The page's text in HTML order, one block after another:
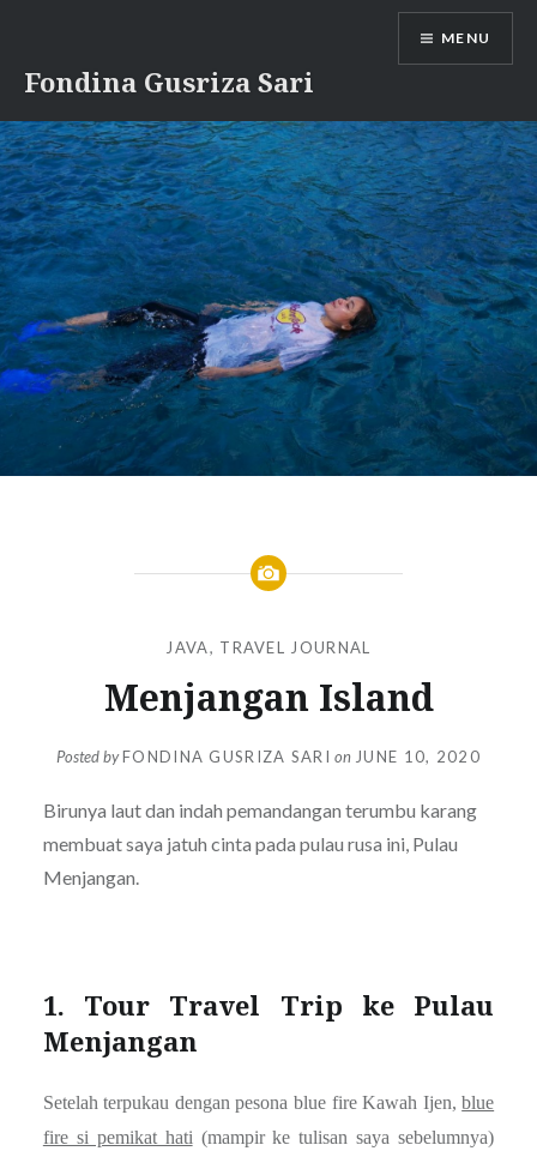
content
Fondina Gusriza Sari
MENU
JAVA, TRAVEL JOURNAL
Menjangan Island
Posted byFONDINA GUSRIZA SARI on JUNE 10, 2020
Birunya laut dan indah pemandangan terumbu karang
membuat saya jatuh cinta pada pulau rusa ini, Pulau
Menjangan.
1. Tour Travel Trip ke Pulau
Menjangan
Setelah terpukau dengan pesona blue fire Kawah Ijen,blue
fire si pemikat hati (mampir ke tulisan saya sebelumnya)